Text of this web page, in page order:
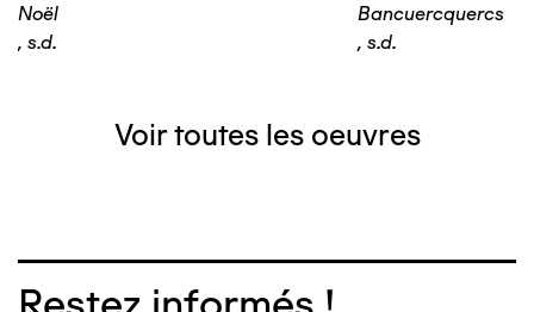
Noël
, s.d.
Bancuercquercs
, s.d.
Voir toutes les oeuvres